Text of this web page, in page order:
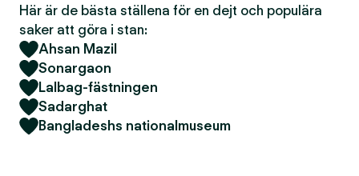
Här är de bästa ställena för en dejt och populära
saker att göra i stan:
Ahsan Mazil
Sonargaon
Lalbag-fästningen
Sadarghat
Bangladeshs nationalmuseum